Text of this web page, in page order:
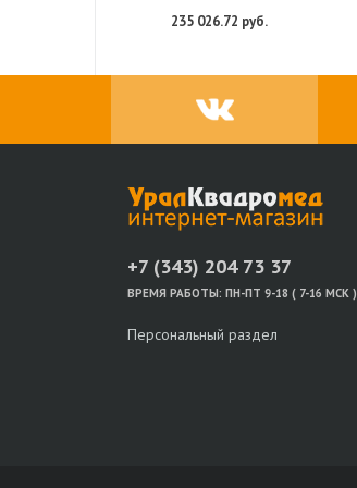
235 026.72 руб.
+7 (343) 204 73 37
ВРЕМЯ РАБОТЫ: ПН-ПТ 9-18 ( 7-16 МСК )
Персональный раздел